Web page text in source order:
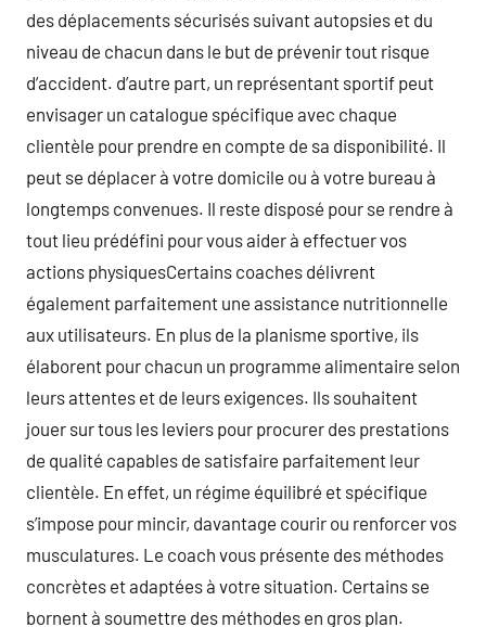
des déplacements sécurisés suivant autopsies et du
niveau de chacun dans le but de prévenir tout risque
d’accident. d’autre part, un représentant sportif peut
envisager un catalogue spécifique avec chaque
clientèle pour prendre en compte de sa disponibilité. Il
peut se déplacer à votre domicile ou à votre bureau à
longtemps convenues. Il reste disposé pour se rendre à
tout lieu prédéfini pour vous aider à effectuer vos
actions physiquesCertains coaches délivrent
également parfaitement une assistance nutritionnelle
aux utilisateurs. En plus de la planisme sportive, ils
élaborent pour chacun un programme alimentaire selon
leurs attentes et de leurs exigences. Ils souhaitent
jouer sur tous les leviers pour procurer des prestations
de qualité capables de satisfaire parfaitement leur
clientèle. En effet, un régime équilibré et spécifique
s’impose pour mincir, davantage courir ou renforcer vos
musculatures. Le coach vous présente des méthodes
concrètes et adaptées à votre situation. Certains se
bornent à soumettre des méthodes en gros plan.